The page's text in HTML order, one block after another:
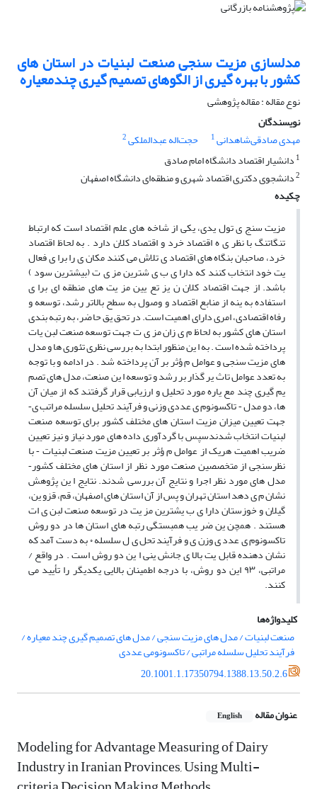
مدلسازی مزیت سنجی صنعت لبنیات در استان های
کشور با بهره گیری از الگوهای تصمیم گیری چندمعیاره
نوع مقاله : مقاله پژوهشی
نویسندگان
مهدی صادقی‌شاهدانی1 حجت‌اله عبدالملکی2
1 دانشیار اقتصاد دانشگاه امام صادق
2دانشجوی دکتری اقتصاد شهری و منطقه‌ای دانشگاه اصفهان
چکیده
مزیت سنج ی تول یدی، یکی از شاخه های علم اقتصاد است که ارتباط
تنگاتنگ با نظر ی ه اقتصاد خرد و اقتصاد کلان دارد . به لحاظ اقتصاد
خرد، صاحبان بنگاه های اقتصاد ی تلاش می کنند مکان ی را برا ی فعال
یت خود انتخاب کنند که دارا ی ب ی شترین مز ی ت (بیشترین سود )
باشد. از جهت اقتصاد کلان ن یز تع یین مز یت های منطقه ای برا ی
استفاده به ینه از منابع اقتصاد و وصول به سطح بالاتر رشد، توسعه و
رفاه اقتصادی، امری دارای اهمیت است. در تحق یق حاضر، به رتبه بندی
استان های کشور به لحاظ م ی زان مز ی ت جهت توسعه صنعت لبن یات
پرداخته شده است . به ا ین منظور ابتدا به بررسی نظری تئوری ها و مدل
های مزیت سنجی و عوامل م ؤثر بر آن پرداخته شد . در ادامه و با توجه
به تعدد عوامل تاث یر گذار بر رشد و توسعه ا ین صنعت، مدل های تصم
یم گیری چند مع یاره مورد تحلیل و ارزیابی قرار گرفتند که از میان آن
ها، دو مدل ‐ تاکسونوم ی عددی وزنی و فرآیند تحلیل سلسله مراتب ی‐
جهت تعیین میزان مزیت استان های مختلف کشور برای توسعه صنعت
لبنیات انتخاب شدندسپس با گردآوری داده های مورد نیاز و نیز تعیین
ضریب اهمیت هریک از عوامل م ؤثر بر تعیین مزیت صنعت لبنیات ‐ با
نظرسنجی از متخصصین صنعت مورد نظر از استان های مختلف کشور‐
مدل های مورد نظر اجرا و نتایج آن بررسی شدند. نتایج ا ین پژوهش
نشان م ی دهد استان تهران و پس از آن استان های اصفهان، قم، قزو ین،
گیلان و خوزستان دارا ی ب یشترین مز یت در توسعه صنعت لبن ی ات
هستند . همچن ین ضر یب همبستگی رتبه های استان ها در دو روش
تاکسونوم ی عدد ی وزن ی و فرآیند تحل ی ل سلسله ۰ به دست آمد که
نشان دهنده قابل یت بالا ی جانش ینی ا ین دو روش است . در واقع /
مراتبی، ۹۳ این دو روش، با درجه اطمینان بالایی یکدیگر را تأیید می
کنند.
کلیدواژه‌ها
صنعت لبنیات / مدل های مزیت سنجی / مدل های تصمیم گیری چند معیاره /
فرآیند تحلیل سلسله مراتبی / تاکسونومی عددی
20.1001.1.17350794.1388.13.50.2.6
عنوان مقاله English
Modeling for Advantage Measuring of Dairy
Industry in Iranian Provinces, Using Multi-